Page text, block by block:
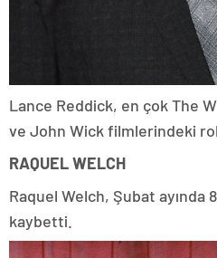
Lance Reddick, en çok The
ve John Wick filmlerindeki
RAQUEL WELCH
Raquel Welch, Şubat ayında
kaybetti.